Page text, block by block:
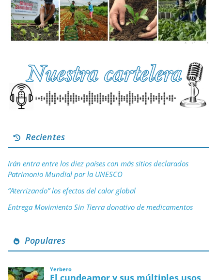
Recientes
Irán entra entre los diez países con más sitios declarados
Patrimonio Mundial por la UNESCO
“Aterrizando” los efectos del calor global
Entrega Movimiento Sin Tierra donativo de medicamentos
Populares